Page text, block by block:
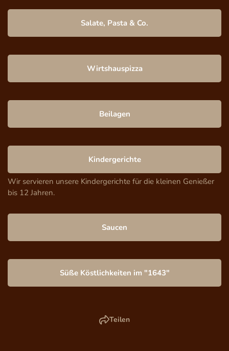
Salate, Pasta & Co.
Wirtshauspizza
Beilagen
Kindergerichte
Wir servieren unsere Kindergerichte für die kleinen Genießer
bis 12 Jahren.
Saucen
Süße Köstlichkeiten im "1643"
Teilen